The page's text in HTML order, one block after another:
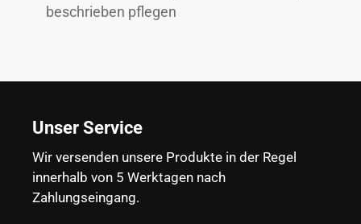
beschrieben pflegen
Unser Service
Wir versenden unsere Produkte in der Regel
innerhalb von 5 Werktagen nach
Zahlungseingang.